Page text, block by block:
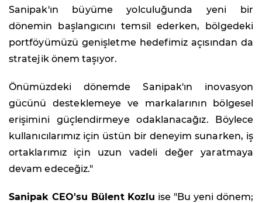
Sanipak'ın büyüme yolculuğunda yeni bir
dönemin başlangıcını temsil ederken, bölgedeki
portföyümüzü genişletme hedefimiz açısından da
stratejik önem taşıyor.
Önümüzdeki dönemde Sanipak'ın inovasyon
gücünü desteklemeye ve markalarının bölgesel
erişimini güçlendirmeye odaklanacağız. Böylece
kullanıcılarımız için üstün bir deneyim sunarken, iş
ortaklarımız için uzun vadeli değer yaratmaya
devam edeceğiz."
Sanipak CEO'su Bülent Kozlu ise "Bu yeni dönem;